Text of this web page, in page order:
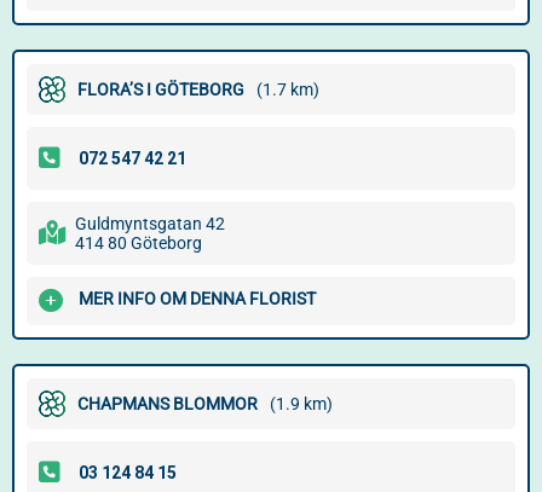
FLORA’S I GÖTEBORG (1.7 km)
Guldmyntsgatan 42
414 80 Göteborg
MER INFO OM DENNA FLORIST
CHAPMANS BLOMMOR (1.9 km)